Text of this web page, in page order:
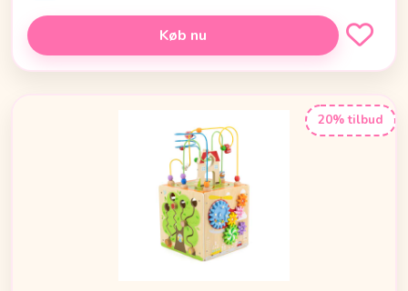
Køb nu
20% tilbud